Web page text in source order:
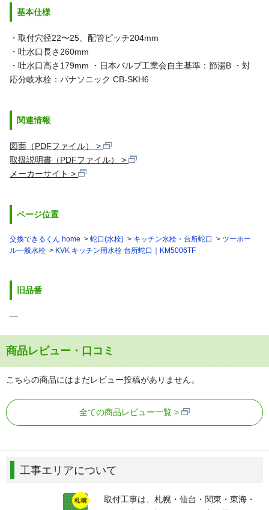
基本仕様
・取付穴径22〜25、配管ピッチ204mm
・吐水口長さ260mm
・吐水口高さ179mm ・日本バルブ工業会自主基準：節湯B ・対
応分岐水栓：パナソニック CB-SKH6
関連情報
図面（PDFファイル）
取扱説明書（PDFファイル）
メーカーサイト
ページ位置
交換できるくん home 蛇口(水栓) キッチン水栓・台所蛇口
ツーホー
ル一般水栓
KVK キッチン用水栓 台所蛇口｜KM5006TF
旧品番
―
商品レビュー・口コミ
こちらの商品にはまだレビュー投稿がありません。
全ての商品レビュー一覧
工事エリアについて
取付工事は、札幌・仙台・関東・東海・